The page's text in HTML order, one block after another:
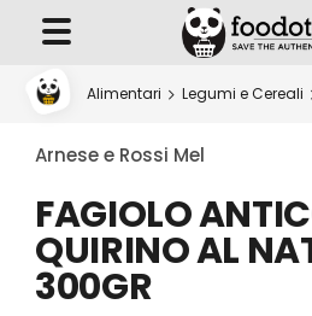
Alimentari Legumi e Cereali
Arnese e Rossi Mel
FAGIOLO
QUIRINO AL
300GR